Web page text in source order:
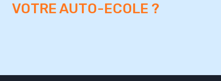
VOTRE AUTO-ECOLE ?